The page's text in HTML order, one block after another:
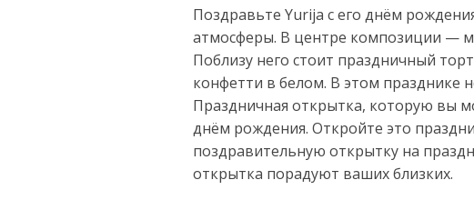
Поздравьте Yurija с его днём
атмосферы. В центре композиции —
Поблизу него стоит праздничный
конфетти в белом. В этом празднике
Праздничная открытка, которую вы
днём рождения. Откройте это
поздравительную открытку на
открытка порадуют ваших близких.